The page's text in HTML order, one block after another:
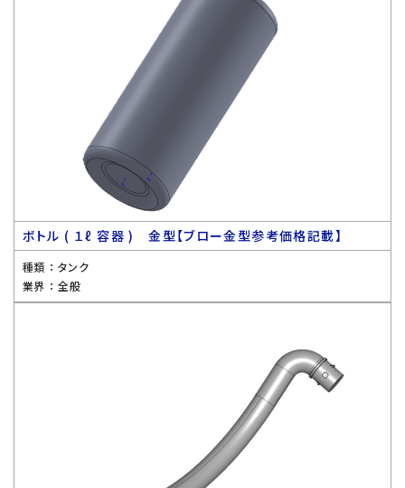
ボトル ( １ℓ 容器 ) 金型【ブロー金型参考価格記載】
種類 ： タンク
業界 ： 全般